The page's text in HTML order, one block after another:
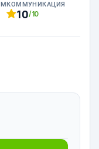
КОММУНИКАЦИЯ
10/10